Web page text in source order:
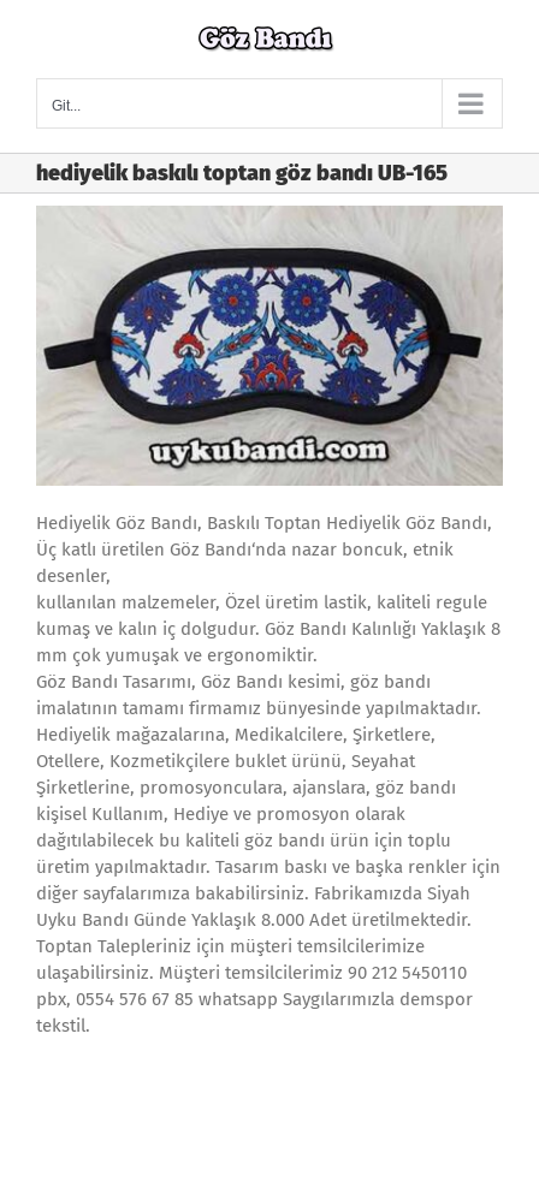
Git...
hediyelik baskılı toptan göz bandı UB-165
Hediyelik Göz Bandı, Baskılı Toptan Hediyelik Göz Bandı,
Üç katlı üretilen Göz Bandı‘nda nazar boncuk, etnik
desenler,
kullanılan malzemeler, Özel üretim lastik, kaliteli regule
kumaş ve kalın iç dolgudur. Göz Bandı Kalınlığı Yaklaşık 8
mm çok yumuşak ve ergonomiktir.
Göz Bandı Tasarımı, Göz Bandı kesimi, göz bandı
imalatının tamamı firmamız bünyesinde yapılmaktadır.
Hediyelik mağazalarına, Medikalcilere, Şirketlere,
Otellere, Kozmetikçilere buklet ürünü, Seyahat
Şirketlerine, promosyonculara, ajanslara, göz bandı
kişisel Kullanım, Hediye ve promosyon olarak
dağıtılabilecek bu kaliteli göz bandı ürün için toplu
üretim yapılmaktadır. Tasarım baskı ve başka renkler için
diğer sayfalarımıza bakabilirsiniz. Fabrikamızda Siyah
Uyku Bandı Günde Yaklaşık 8.000 Adet üretilmektedir.
Toptan Talepleriniz için müşteri temsilcilerimize
ulaşabilirsiniz. Müşteri temsilcilerimiz 90 212 5450110
pbx, 0554 576 67 85 whatsapp Saygılarımızla demspor
tekstil.